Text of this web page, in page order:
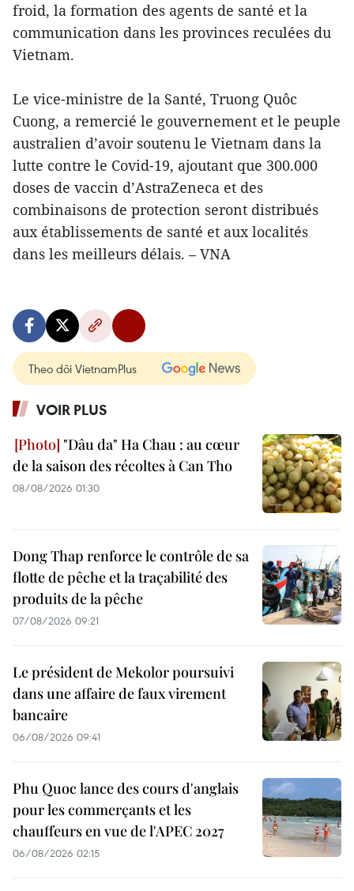
froid, la formation des agents de santé et la
communication dans les provinces reculées du
Vietnam.
Le vice-ministre de la Santé, Truong Quôc
Cuong, a remercié le gouvernement et le peuple
australien d’avoir soutenu le Vietnam dans la
lutte contre le Covid-19, ajoutant que 300.000
doses de vaccin d’AstraZeneca et des
combinaisons de protection seront distribués
aux établissements de santé et aux localités
dans les meilleurs délais. – VNA
Theo dõi VietnamPlus
VOIR PLUS
"Dâu da" Ha Chau : au cœur
de la saison des récoltes à Can Tho
08/08/2026 01:30
Dong Thap renforce le contrôle de sa
flotte de pêche et la traçabilité des
produits de la pêche
07/08/2026 09:21
Le président de Mekolor poursuivi
dans une affaire de faux virement
bancaire
06/08/2026 09:41
Phu Quoc lance des cours d'anglais
pour les commerçants et les
chauffeurs en vue de l'APEC 2027
06/08/2026 02:15